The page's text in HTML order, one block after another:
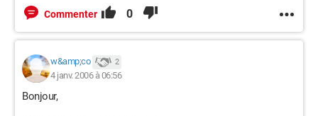
Commenter 0
w&amp;co 2
4 janv. 2006 à 06:56
Bonjour,